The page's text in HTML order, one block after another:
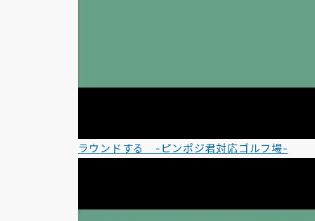
ラウンドする -ピンポジ君対応ゴルフ場-